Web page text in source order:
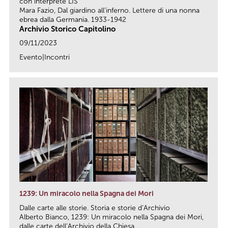
Mara Fazio, Dal giardino all'inferno. Lettere di una nonna
ebrea dalla Germania. 1933-1942
Archivio Storico Capitolino
09/11/2023
Evento|Incontri
1239: Un miracolo nella Spagna dei Mori
Dalle carte alle storie. Storia e storie d’Archivio
Alberto Bianco, 1239: Un miracolo nella Spagna dei Mori,
dalle carte dell’Archivio della Chiesa...